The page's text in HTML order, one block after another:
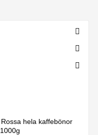
hela kaffebönor
1000g